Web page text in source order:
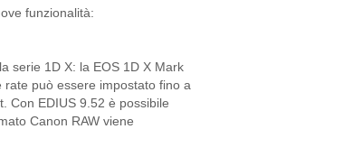
funzionalità:
serie 1D X: la EOS 1D X Mark
rate può essere impostato fino a
Con EDIUS 9.52 è possibile
Canon RAW viene